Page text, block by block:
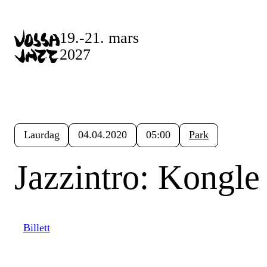
19.-21. mars
2027
Laurdag 04.04.2020 05:00 Park
Jazzintro:
Billett